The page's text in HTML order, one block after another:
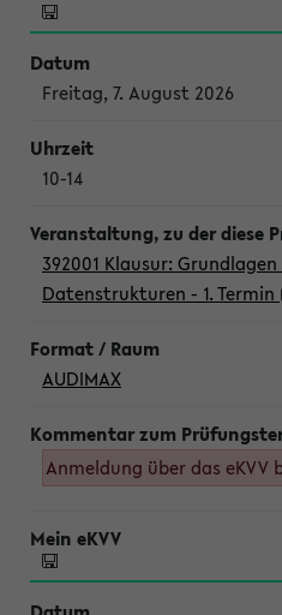
Freitag, 7. August 2026
10-14
392001 Klausur:
Datenstrukturen - 1. Termin
AUDIMAX
Anmeldung über das eKVV